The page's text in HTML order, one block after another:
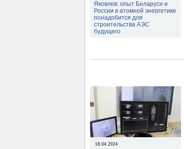
Яковлев: опыт Беларуси и
России в атомной энергетике
понадобится для
строительства АЭС
будущего
18.04.2024